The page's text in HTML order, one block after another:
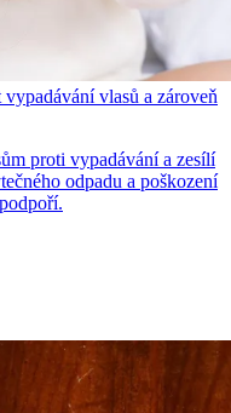
vlasů a zároveň
proti vypadávání a zesílí
odpadu a poškození